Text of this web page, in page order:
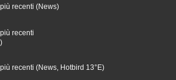
recenti (News)
recenti
recenti (News, Hotbird 13°E)